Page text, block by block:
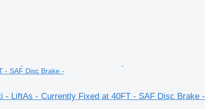
- SAF Disc Brake -
- LiftAs - Currently Fixed at 40FT - SAF Disc Brake -